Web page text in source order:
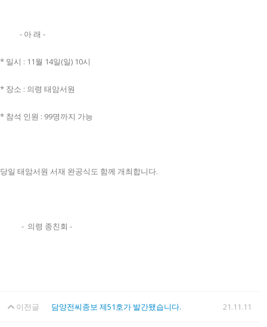
- 아 래 -
* 일시 : 11월 14일(일) 10시
* 장소 : 의령 태암서원
* 참석 인원 : 99명까지 가능
당일 태암서원 서재 완공식도 함께 개최합니다.
- 의령 종친회 -
이전글 담양전씨종보 제51호가 발간됐습니다. 21.11.11